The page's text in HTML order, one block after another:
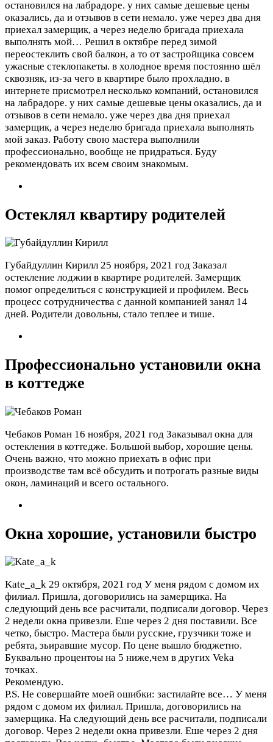
остановился на лабрадоре. у них самые дешевые цены
оказались, да и отзывов в сети немало. уже через два дня
приехал замерщик, а через неделю бригада приехала
выполнять мой… Решил в октябре перед зимой
переостеклить свой балкон, а то от застройщика совсем
ужасные стеклопакеты. в холодное время постоянно шёл
сквозняк, из-за чего в квартире было прохладно. в
интернете присмотрел несколько компаний, остановился
на лабрадоре. у них самые дешевые цены оказались, да и
отзывов в сети немало. уже через два дня приехал
замерщик, а через неделю бригада приехала выполнять
мой заказ. Работу свою мастера выполнили
профессионально, вообще не придраться. Буду
рекомендовать их всем своим знакомым.
Остеклял квартиру родителей
Губайдуллин Кирилл 25 ноября, 2021 год Заказал
остекление лоджии в квартире родителей. Замерщик
помог определиться с конструкцией и профилем. Весь
процесс сотрудничества с данной компанией занял 14
дней. Родители довольны, стало теплее и тише.
Профессионально установили окна
в коттедже
Чебаков Роман 16 ноября, 2021 год Заказывал окна для
остекления в коттедже. Большой выбор, хорошие цены.
Очень важно, что можно приехать в офис при
производстве там всё обсудить и потрогать разные виды
окон, ламинаций и всего остального.
Окна хорошие, установили быстро
Kate_a_k 29 октября, 2021 год У меня рядом с домом их
филиал. Пришла, договорились на замерщика. На
следующий день все расчитали, подписали договор. Через
2 недели окна привезли. Еше через 2 дня поставили. Все
четко, быстро. Мастера были русские, грузчики тоже и
ребята, зьиравшие мусор. По цене вышло бюджетно.
Буквально процентоы на 5 ниже,чем в других Veka
точках.
Рекомендую.
P.S. Не совершайте моей ошибки: застилайте все… У меня
рядом с домом их филиал. Пришла, договорились на
замерщика. На следующий день все расчитали, подписали
договор. Через 2 недели окна привезли. Еше через 2 дня